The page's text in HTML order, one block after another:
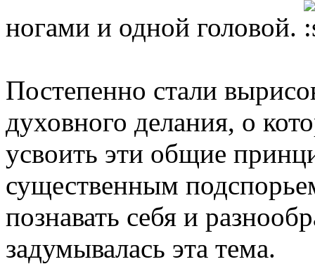
ногами и одной головой.
Постепенно стали
духовного делания, о
усвоить эти общие
существенным
познавать себя и
задумывалась эта тема.